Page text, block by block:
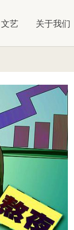
文艺 关于我们